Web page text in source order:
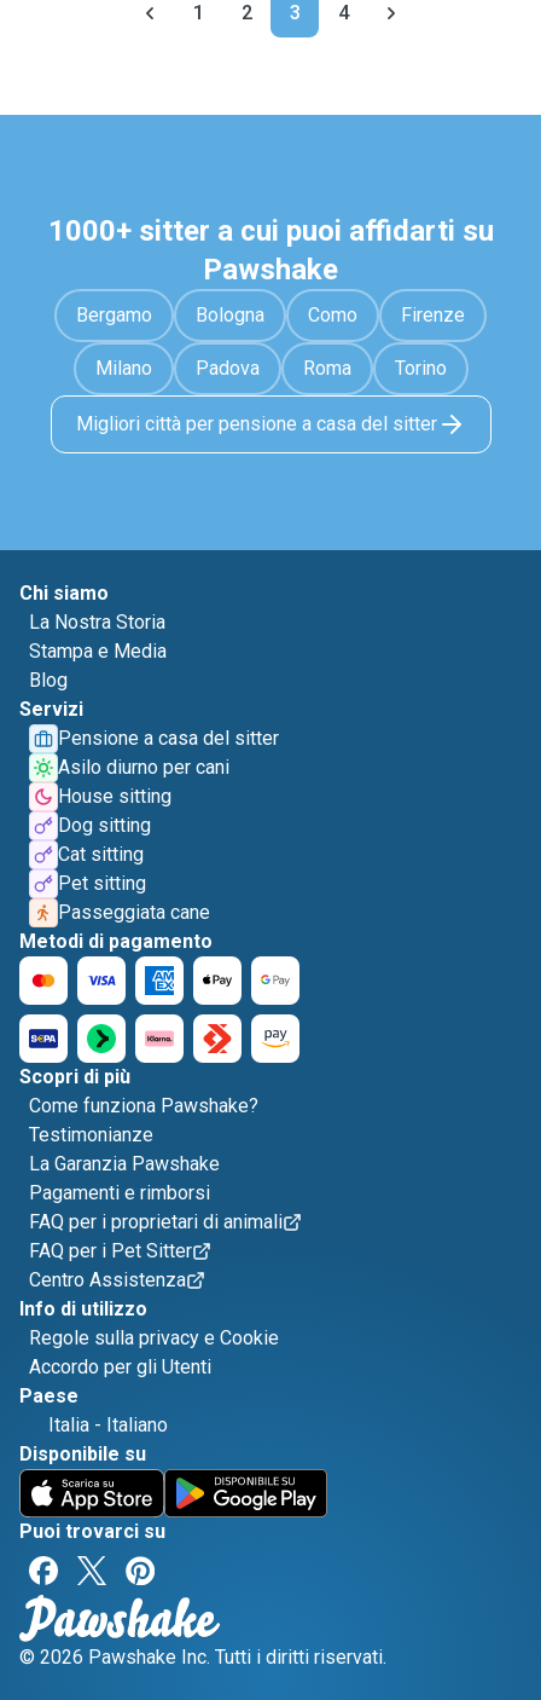
1 2 3 4
1000+ sitter a cui puoi affidarti su
Pawshake
Bergamo Bologna Como Firenze
Milano Padova Roma Torino
Migliori città per pensione a casa del sitter
Chi siamo
La Nostra Storia
Stampa e Media
Blog
Servizi
Pensione a casa del sitter
Asilo diurno per cani
House sitting
Dog sitting
Cat sitting
Pet sitting
Passeggiata cane
Metodi di pagamento
Scopri di più
Come funziona Pawshake?
Testimonianze
La Garanzia Pawshake
Pagamenti e rimborsi
FAQ per i proprietari di animali
FAQ per i Pet Sitter
Centro Assistenza
Info di utilizzo
Regole sulla privacy e Cookie
Accordo per gli Utenti
Paese
Italia - Italiano
Disponibile su
Puoi trovarci su
© 2026 Pawshake Inc. Tutti i diritti riservati.